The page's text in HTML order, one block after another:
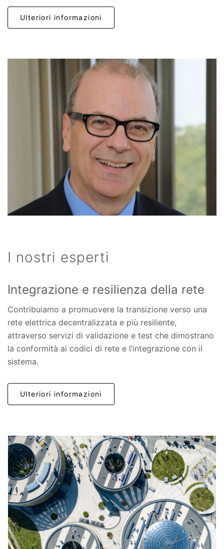
Ulteriori informazioni
I nostri esperti
Integrazione e resilienza della rete
Contribuiamo a promuovere la transizione verso una
rete elettrica decentralizzata e più resiliente,
attraverso servizi di validazione e test che dimostrano
la conformità ai codici di rete e l’integrazione con il
sistema.
Ulteriori informazioni